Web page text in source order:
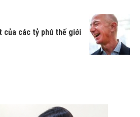
của các tỷ phú thế giới